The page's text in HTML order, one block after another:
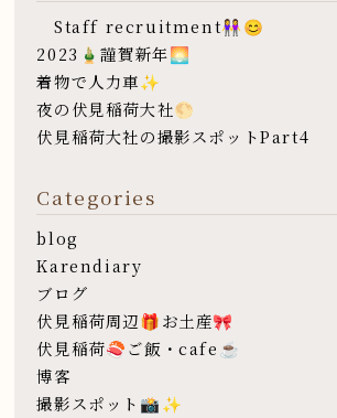
Staff recruitment👭😊
2023🎍謹賀新年🌅
着物で人力車✨
夜の伏見稲荷大社🌕
伏見稲荷大社の撮影スポットPart4
Categories
blog
Karendiary
ブログ
伏見稲荷周辺🎁お土産🎀
伏見稲荷🍣ご飯・cafe☕️
博客
撮影スポット📸✨